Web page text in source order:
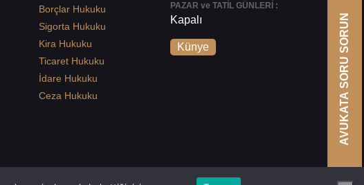
Borçlar Hukuku
Sigorta Hukuku
Kira Hukuku
Ticaret Hukuku
İdare Hukuku
Ceza Hukuku
PAZAR ve TATİL GÜNLERİ :
Kapalı
Künye AVUKATA SORU SORUN